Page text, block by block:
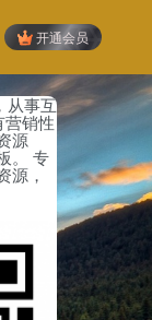
开通会员
从事互
销性
源
。 专
源，